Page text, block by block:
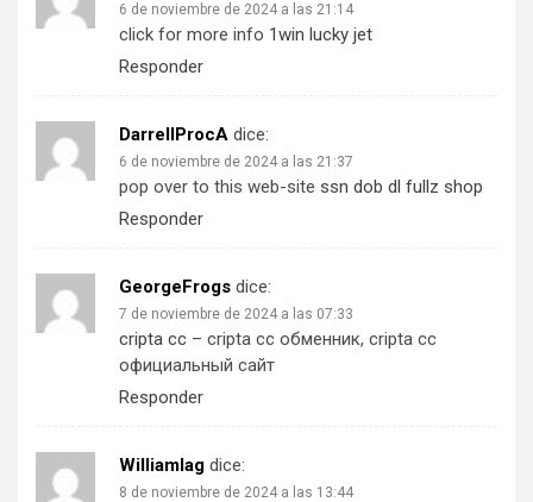
6 de noviembre de 2024 a las 21:14
click for more info 1win lucky jet
Responder
DarrellProcA dice:
6 de noviembre de 2024 a las 21:37
pop over to this web-site ssn dob dl fullz shop
Responder
GeorgeFrogs dice:
7 de noviembre de 2024 a las 07:33
cripta cc – cripta cc обменник, cripta cc
официальный сайт
Responder
Williamlag dice:
8 de noviembre de 2024 a las 13:44